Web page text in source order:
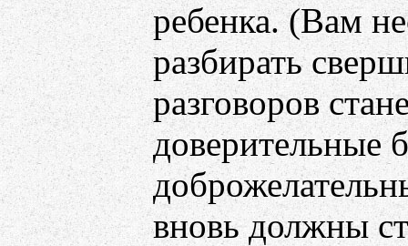
ребенка. (Вам
разбирать
разговоров
доверительные
вновь должны